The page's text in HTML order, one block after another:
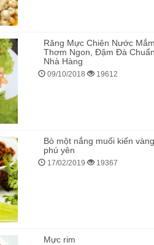
Răng Mực Chiên Nước
Thơm Ngon, Đậm Đà
Nhà Hàng
09/10/2018 19612
Bò một nắng muối kiến vàng
phú yên
17/02/2019 19367
Mực rim